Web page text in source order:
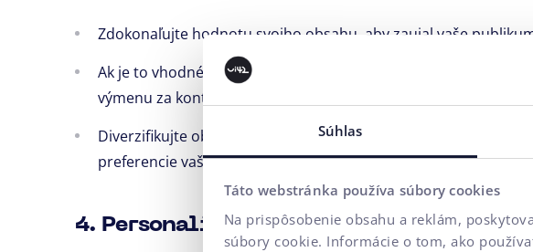
Súhlas
Táto webstránka používa súbory cookies
Na prispôsobenie obsahu a reklám,
súbory cookie. Informácie o tom, ako
Zdokonaľujte hodnotu svojho obsahu, aby zaujal vaše
Ak je to vhodné, vytvorte e-knihy či lákavých a komplexných
výmenu za kontaktné informácie vašich zákazníkov.
Diverzifikujte obsah s pútavými videami, infografikami a
preferencie vašej cieľovej skupiny.
4. Personalizovaný email marketing: